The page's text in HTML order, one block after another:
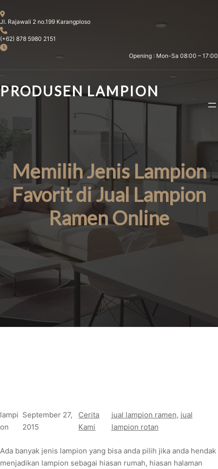
to
content
Jl. Rajawali 2 no.199 Karangploso
(+62) 878 5980 2151
Opening : Mon-Sa 08:00 – 17:00
PRODUSEN LAMPION
Memilih Jenis Lampion
Favorit di Jual Lampion
Ramen Online
lampi
on
September 27,
2015
Cerita
Kami
jual lampion ramen, jual
lampion rotan
Ada banyak jenis lampion yang bisa anda pilih jika anda hendak
menjadikan lampion sebagai hiasan rumah, hiasan halaman